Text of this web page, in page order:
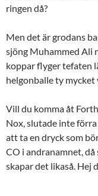
ringen då?
Men det är grodans
sjöng Muhammed Ali
koppar flyger tefaten
helgonballe ty
Vill du komma åt
Nox, slutade inte
att ta en dryck som
CO i andranamnet, då
skapar det likaså. Hej